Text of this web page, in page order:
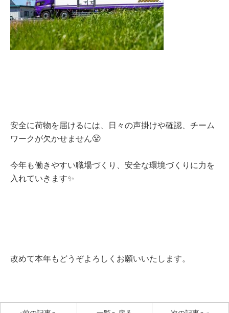
安全に荷物を届けるには、日々の声掛けや確認、チーム
ワークが欠かせません😤
今年も働きやすい職場づくり、安全な環境づくりに力を
入れていきます✨
改めて本年もどうぞよろしくお願いいたします。